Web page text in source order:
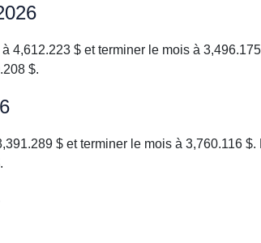
$ et terminer le mois à
$.
$ et terminer le mois à 3,760.116